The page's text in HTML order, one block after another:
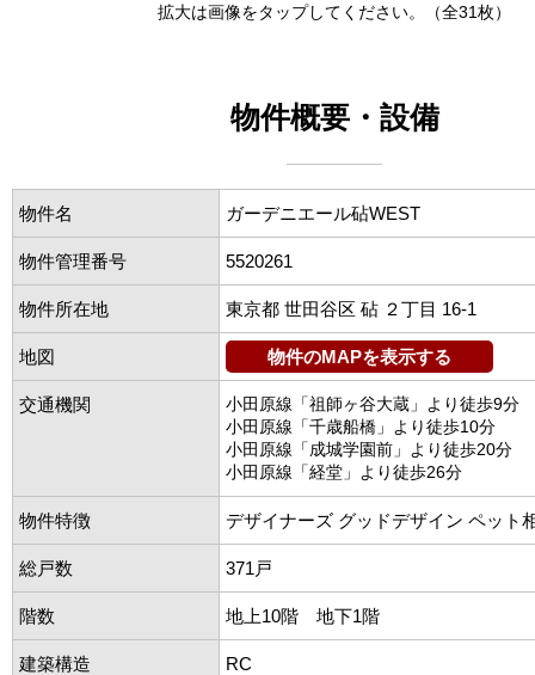
拡大は画像をタップしてください。（全31枚）
物件概要・設備
物件名 ガーデニエール砧WEST
物件管理番号 5520261
物件所在地 東京都 世田谷区 砧 ２丁目 16-1
地図 物件のMAPを表示する
交通機関
小田原線「祖師ヶ谷大蔵」より徒歩9分
小田原線「千歳船橋」より徒歩10分
小田原線「成城学園前」より徒歩20分
小田原線「経堂」より徒歩26分
物件特徴 デザイナーズ グッドデザイン ペット
総戸数 371戸
階数 地上10階 地下1階
建築構造 RC